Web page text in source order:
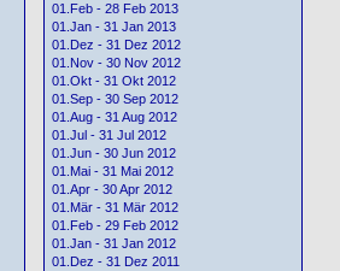
01.Feb - 28 Feb 2013
01.Jan - 31 Jan 2013
01.Dez - 31 Dez 2012
01.Nov - 30 Nov 2012
01.Okt - 31 Okt 2012
01.Sep - 30 Sep 2012
01.Aug - 31 Aug 2012
01.Jul - 31 Jul 2012
01.Jun - 30 Jun 2012
01.Mai - 31 Mai 2012
01.Apr - 30 Apr 2012
01.Mär - 31 Mär 2012
01.Feb - 29 Feb 2012
01.Jan - 31 Jan 2012
01.Dez - 31 Dez 2011